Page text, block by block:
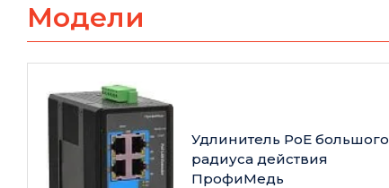
Модели
Удлинитель PoE большого
радиуса действия
ПрофиМедь